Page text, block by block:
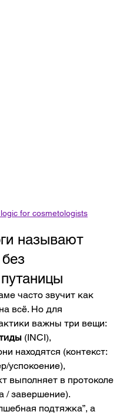
for cosmetologists
называют
часто звучит как
всё. Но для
важны три вещи:
(INCI),
находятся (контекст:
успокоение),
выполняет в протоколе
/ завершение).
подтяжка”, а